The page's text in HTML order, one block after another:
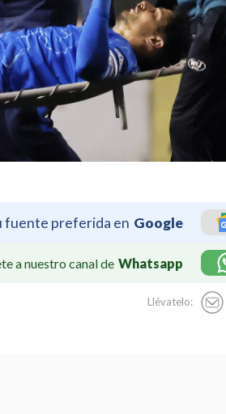
fuente preferida en Google
a nuestro canal de Whatsapp
Llévatelo: